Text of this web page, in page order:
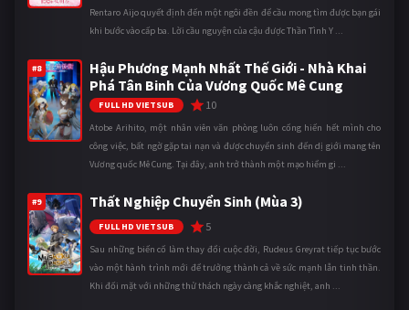
Rentaro Aijo quyết định đến một ngôi đền để cầu mong tìm được bạn gái
khi bước vào cấp ba. Lời cầu nguyện của cậu được Thần Tình Y ...
#8
Hậu Phương Mạnh Nhất Thế Giới - Nhà Khai
Phá Tân Binh Của Vương Quốc Mê Cung
FULL HD VIETSUB 10
Atobe Arihito, một nhân viên văn phòng luôn cống hiến hết mình cho
công việc, bất ngờ gặp tai nạn và được chuyển sinh đến dị giới mang tên
Vương quốc Mê Cung. Tại đây, anh trở thành một mạo hiểm gi ...
#9 Thất Nghiệp Chuyển Sinh (Mùa 3)
FULL HD VIETSUB 5
Sau những biến cố làm thay đổi cuộc đời, Rudeus Greyrat tiếp tục bước
vào một hành trình mới để trưởng thành cả về sức mạnh lẫn tinh thần.
Khi đối mặt với những thử thách ngày càng khắc nghiệt, anh ...